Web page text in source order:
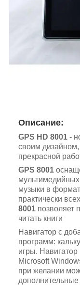
Описание:
GPS HD 8001 -
своим
прекрасной
GPS 8001
музыки в
практически
8001 позволяет
читать книги
Навигатор с
программ:
игры.
Microsoft
при желании